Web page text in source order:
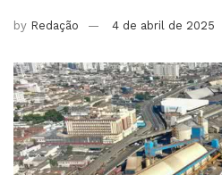
by Redação 4 de abril de 2025